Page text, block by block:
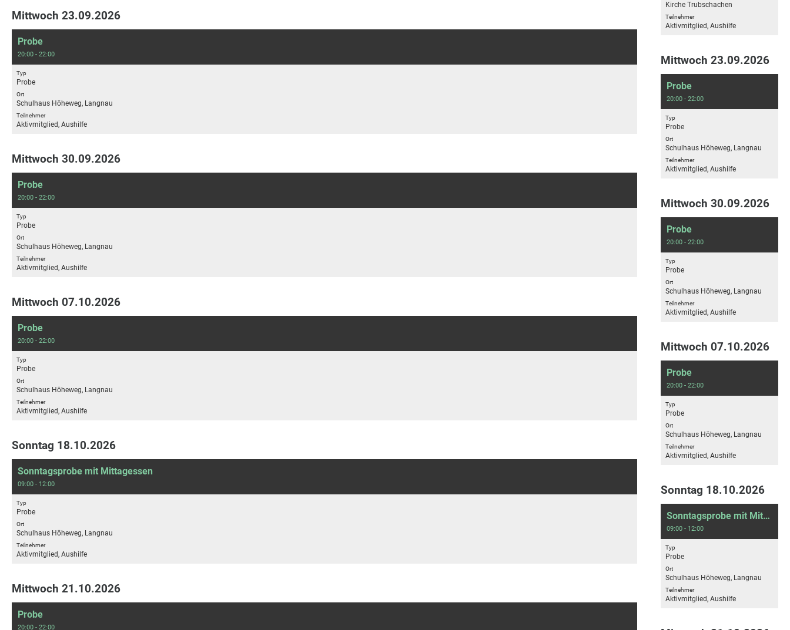
Mittwoch 23.09.2026
Probe
20:00 - 22:00
Typ
Probe
Ort
Schulhaus Höheweg, Langnau
Teilnehmer
Aktivmitglied, Aushilfe
Mittwoch 30.09.2026
Probe
20:00 - 22:00
Typ
Probe
Ort
Schulhaus Höheweg, Langnau
Teilnehmer
Aktivmitglied, Aushilfe
Mittwoch 07.10.2026
Probe
20:00 - 22:00
Typ
Probe
Ort
Schulhaus Höheweg, Langnau
Teilnehmer
Aktivmitglied, Aushilfe
Sonntag 18.10.2026
Sonntagsprobe mit Mittagessen
09:00 - 12:00
Typ
Probe
Ort
Schulhaus Höheweg, Langnau
Teilnehmer
Aktivmitglied, Aushilfe
Mittwoch 21.10.2026
Probe
20:00 - 22:00
Kirche Trubschachen
Teilnehmer
Aktivmitglied, Aushilfe
Mittwoch 23.09.2026
Probe
20:00 - 22:00
Typ
Probe
Ort
Schulhaus Höheweg, Langnau
Teilnehmer
Aktivmitglied, Aushilfe
Mittwoch 30.09.2026
Probe
20:00 - 22:00
Typ
Probe
Ort
Schulhaus Höheweg, Langnau
Teilnehmer
Aktivmitglied, Aushilfe
Mittwoch 07.10.2026
Probe
20:00 - 22:00
Typ
Probe
Ort
Schulhaus Höheweg, Langnau
Teilnehmer
Aktivmitglied, Aushilfe
Sonntag 18.10.2026
Sonntagsprobe mit Mittagessen
09:00 - 12:00
Typ
Probe
Ort
Schulhaus Höheweg, Langnau
Teilnehmer
Aktivmitglied, Aushilfe